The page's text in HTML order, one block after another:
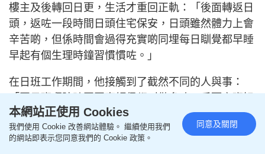
樓主及後轉回日更，生活才重回正軌：「後面轉返日
頭，返咗一段時間日頭住宅保安，日頭雖然體力上會
辛苦啲，但係時間會過得充實啲同埋每日瞓覺都早睡
早起有個生理時鐘習慣慣咗。」
在日班工作期間，他接觸到了截然不同的人與事：
少同同事有任何交流因為返夜班個個都好大部份躁底
（包括我自己返夜班嗰陣時唔知點解諗嘢係特別多負
本網站正使用 Cookies
我們使用 Cookie 改善網站體驗。 繼續使用我們
的網站即表示您同意我們的 Cookie 政策。
同意及關閉